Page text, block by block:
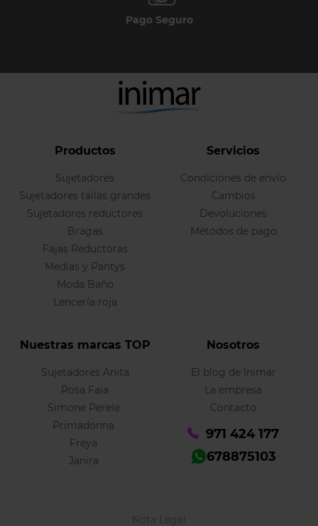
Pago Seguro
Productos
Sujetadores
Sujetadores tallas grandes
Sujetadores reductores
Bragas
Fajas Reductoras
Medias y Pantys
Moda Baño
Lencería roja
Servicios
Condiciones de envío
Cambios
Devoluciones
Métodos de pago
Nuestras marcas TOP
Sujetadores Anita
Rosa Faia
Simone Perele
Primadonna
Freya
Janira
Nosotros
El blog de Inimar
La empresa
Contacto
971 424 177
678875103
Nota Legal